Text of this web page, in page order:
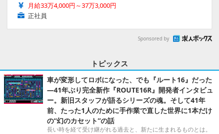
月給33万4,000円～37万3,000円
正社員
Sponsored by
トピックス
車が変形してロボになった、でも『ルート16』だった
―41年ぶり完全新作『ROUTE16R』開発者インタビュ
ー。新旧スタッフが語るシリーズの魂。そして41年
前、たった1人のために手作業で直した世界に1本だけ
の“幻のカセット”の話
長い時を経て受け継がれる過去と、新たに生まれるものとは。